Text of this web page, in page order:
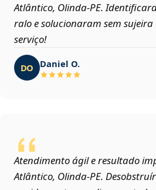
Atlântico, Olinda‑PE.
ralo e solucionaram sem
serviço!
DO Daniel O.
Atendimento ágil e resultado
Atlântico, Olinda‑PE.